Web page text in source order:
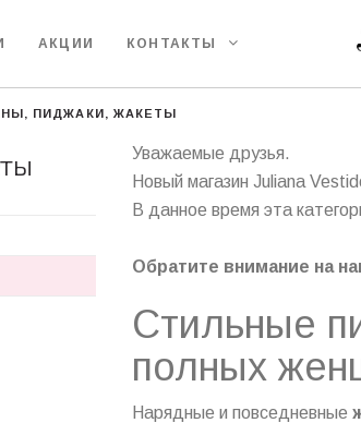
АКЦИИ КОНТАКТЫ
ПИДЖАКИ, ЖАКЕТЫ
Уважаемые друзья.
Новый магазин Juliana
В данное время эта
Обратите внимание на
Стильные
полных
Нарядные и повседневные